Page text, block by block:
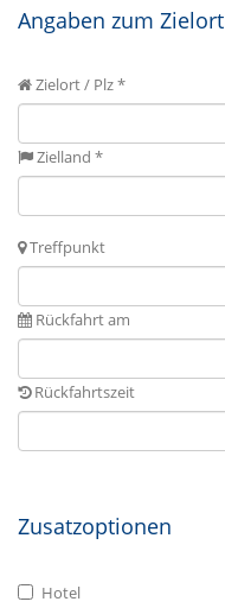
Angaben zum Zielort
Zielort / Plz *
Zielland *
Treffpunkt
Rückfahrt am
Rückfahrtszeit
Zusatzoptionen
Hotel